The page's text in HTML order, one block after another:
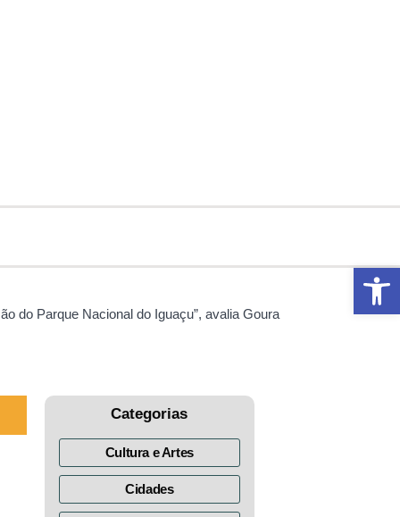
do Parque Nacional do Iguaçu”, avalia Goura
Categorias
Cultura e Artes
Cidades
Abrir